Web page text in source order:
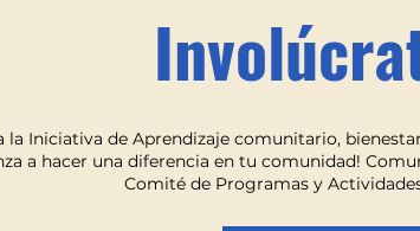
la Iniciativa de Aprendizaje comunitario,
a hacer una diferencia en tu comunidad!
Comité de Programas y